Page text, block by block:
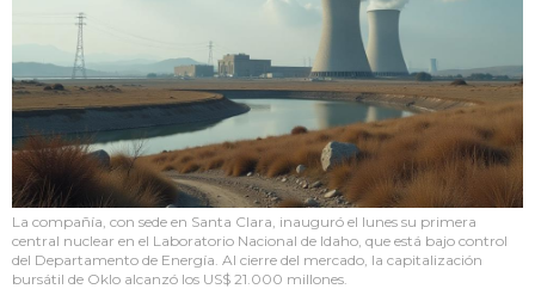
La compañía, con sede en Santa Clara, inauguró el lunes su primera
central nuclear en el Laboratorio Nacional de Idaho, que está bajo control
del Departamento de Energía. Al cierre del mercado, la capitalización
bursátil de Oklo alcanzó los US$ 21.000 millones.